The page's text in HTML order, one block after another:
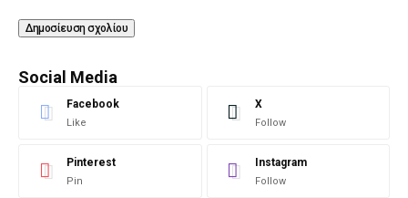
Social Media
Facebook
Like
X
Follow
Pinterest
Pin
Instagram
Follow